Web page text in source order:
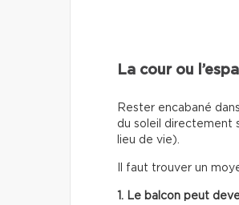
La cour ou
Rester encabané
du soleil directement
lieu de vie).
Il faut trouver un
1. Le balcon peut